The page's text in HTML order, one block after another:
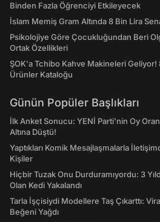
Binden Fazla Öğrenciyi Etkileyecek
İslam Memiş Gram Altında 8 Bin Lira
Psikolojiye Göre Çocukluğundan Beri
Ortak Özellikleri
ŞOK'a Tchibo Kahve Makineleri
Ürünler Kataloğu
Günün Popüler Başlıkları
İlk Anket Sonucu: YENİ Parti'nin Oy
Altına Düştü!
Yaptıkları Komik Mesajlaşmalarla
Kişiler
Hiçbir Tuzak Onu Durduramıyordu: 3
Olan Kedi Yakalandı
Tarla İşçisiydi Modellere Taş Çıkarttı:
Beğeni Yağdı